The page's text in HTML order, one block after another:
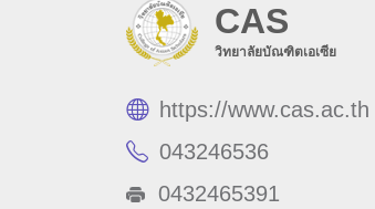
CAS
วิทยาลัยบัณฑิตเอเซีย
https://www.cas.ac.th
043246536
0432465391